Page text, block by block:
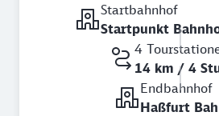
Startbahnhof
Startpunkt
4
14 km / 4
Endbahnhof
Haßfurt